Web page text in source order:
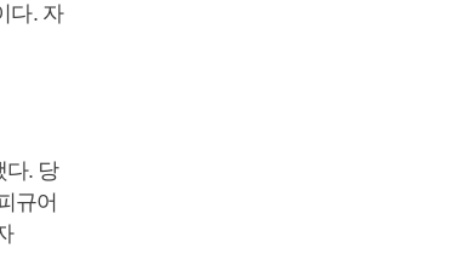
다. 자
다. 당
규어